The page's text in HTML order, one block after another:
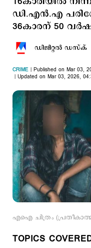
ഡി.എൻ.എ
36കാരന് 50
ഡിജിറ്റല്‍ ഡസ്ക്
CRIME
Published on Mar 03,
Updated on Mar 03, 2026,
എഐ ചിത്രം
TOPICS